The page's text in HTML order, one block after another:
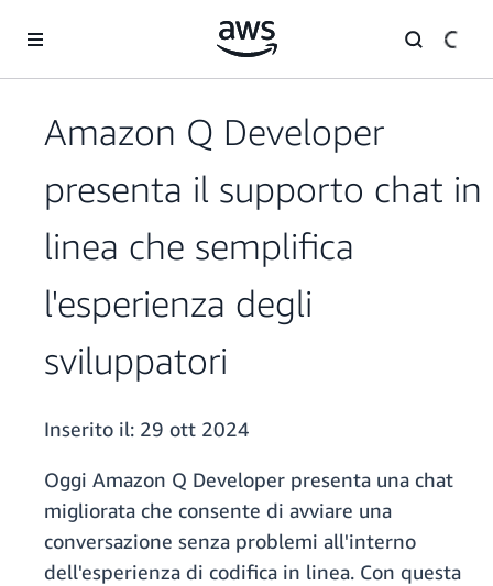
Amazon Q Developer
presenta il supporto chat in
linea che semplifica
l'esperienza degli
sviluppatori
Inserito il: 29 ott 2024
Oggi Amazon Q Developer presenta una chat
migliorata che consente di avviare una
conversazione senza problemi all'interno
dell'esperienza di codifica in linea. Con questa